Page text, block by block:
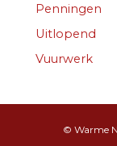
Penningen
Uitlopend
Vuurwerk
© Warme